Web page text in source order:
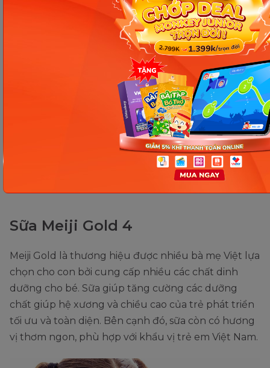
Sữa Nutrient Kao (cho bé từ 1 – 10 tuổi). (Ảnh: Sưu tầm
Sữa Meiji Gold 4
Meiji Gold là thương hiệu được nhiều bà mẹ Việt lựa
chọn cho con bởi cung cấp nhiều các chất dinh
dưỡng cho bé. Sữa giúp tăng cường các dưỡng
chất giúp hệ xương và chiều cao của trẻ phát triển
tối ưu và toàn diện. Bên cạnh đó, sữa còn có hương
vị thơm ngon, phù hợp với khẩu vị trẻ em Việt Nam.